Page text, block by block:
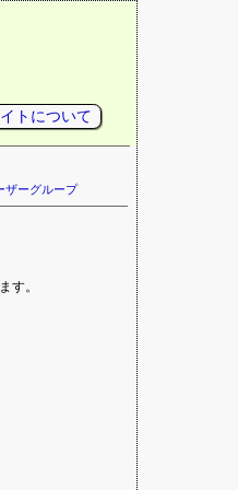
トについて
ザーグループ
す。